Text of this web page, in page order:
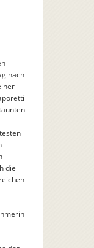
nach
die